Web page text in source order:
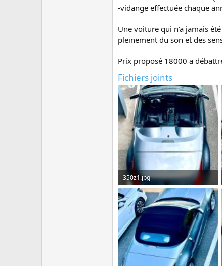
-vidange effectuée chaque
Une voiture qui n'a jamais
pleinement du son et des
Prix proposé 18000 a
Fichiers joints
350z1.jpg
318.6 KB · Affichages: 9